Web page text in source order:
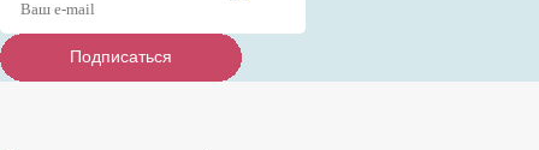
Подписаться
Подписаться
Подписаться